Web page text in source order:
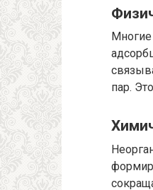
пар.